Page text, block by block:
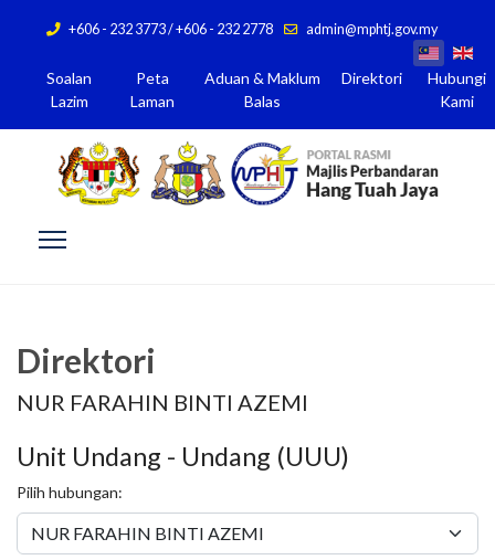
+606 - 232 3773 / +606 - 232 2778 admin@mphtj.gov.my
Soalan
Lazim
Peta
Laman
Aduan & Maklum
Balas
Direktori
Hubungi
Kami
Direktori
NUR FARAHIN BINTI AZEMI
Unit Undang - Undang (UUU)
Pilih hubungan: